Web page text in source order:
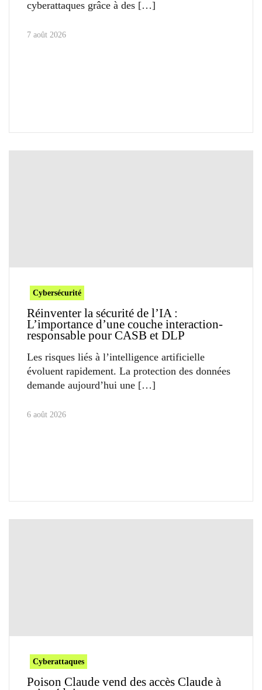
cyberattaques grâce à des
7 août 2026
Cybersécurité
Réinventer la sécurité de l’IA :
L’importance d’une couche interaction-
responsable pour CASB et DLP
Les risques liés à l’intelligence artificielle
évoluent rapidement. La protection des données
demande aujourd’hui une
6 août 2026
Cyberattaques
Poison Claude vend des accès Claude à